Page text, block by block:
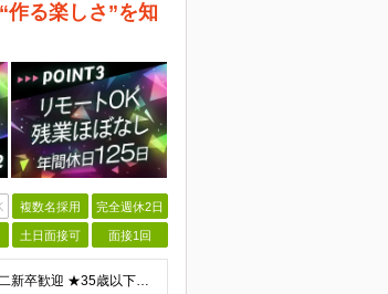
作る楽しさ”を知
複数名採用 完全週休2日
土日面接可 面接1回
＼ほぼ100％未経験スタート！20代活躍中／ ★未経験OK ★学歴不問／第二新卒歓迎 ★35歳以下の方（若年層の長期キャリア形成を図るため） ＜こんな方は大歓迎！＞ ・YouTubeやTikTokな